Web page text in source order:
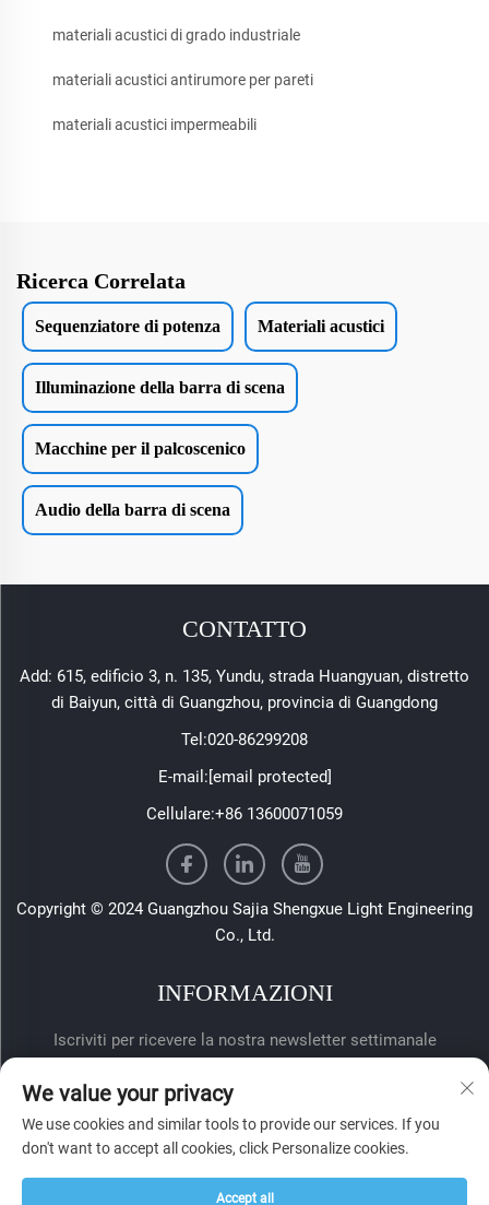
materiali acustici di grado industriale
materiali acustici antirumore per pareti
materiali acustici impermeabili
Ricerca Correlata
Sequenziatore di potenza Materiali acustici
Illuminazione della barra di scena
Macchine per il palcoscenico
Audio della barra di scena
CONTATTO
Add: 615, edificio 3, n. 135, Yundu, strada Huangyuan, distretto
di Baiyun, città di Guangzhou, provincia di Guangdong
Tel:020-86299208
E-mail:[email protected]
Cellulare:+86 13600071059
Copyright © 2024 Guangzhou Sajia Shengxue Light Engineering
Co., Ltd.
INFORMAZIONI
Iscriviti per ricevere la nostra newsletter settimanale
We value your privacy
We use cookies and similar tools to provide our services. If you
don't want to accept all cookies, click Personalize cookies.
Accept all